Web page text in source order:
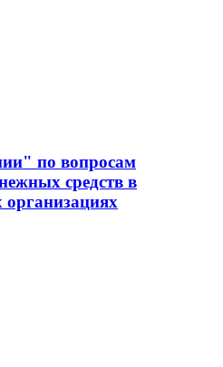
по вопросам
средств в
организациях